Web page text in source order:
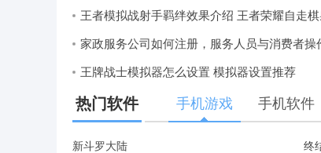
家政服务公司如何注册，服务人员与消费者操
王牌战士模拟器怎么设置 模拟器设置推荐
热门软件 手机游戏 手机软件
新斗罗大陆 终